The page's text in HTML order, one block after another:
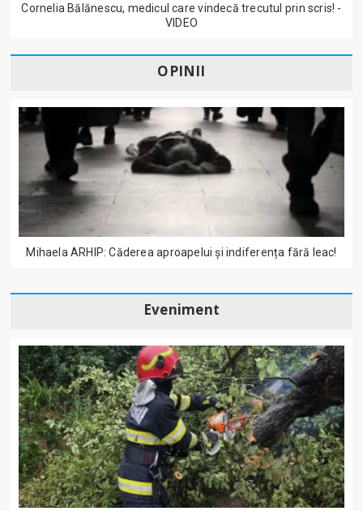
Cornelia Bălănescu, medicul care vindecă trecutul prin scris! -
VIDEO
OPINII
Mihaela ARHIP: Căderea aproapelui și indiferența fără leac!
Eveniment